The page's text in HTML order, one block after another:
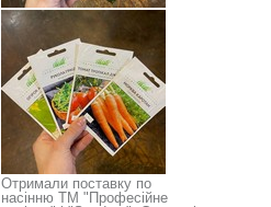
Отримали поставку по
насінню ТМ "Професійне